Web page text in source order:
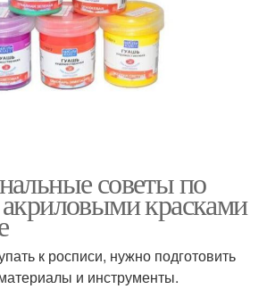
советы по
красками
к росписи, нужно подготовить
и инструменты.